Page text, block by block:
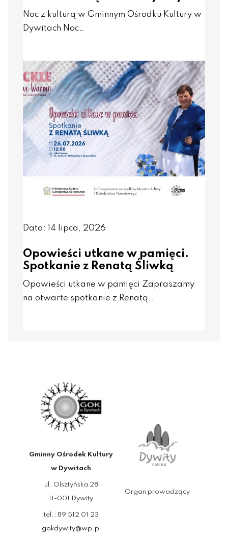
Noc z kulturą w Gminnym Ośrodku Kultury w
Dywitach Noc…
Data: 14 lipca, 2026
Opowieści utkane w pamięci.
Spotkanie z Renatą Śliwką
Opowieści utkane w pamięci Zapraszamy
na otwarte spotkanie z Renatą…
Gminny Ośrodek Kultury
w Dywitach
ul. Olsztyńska 28
11-001 Dywity
tel.: 89 512 01 23
gokdywity@wp.pl
Organ prowadzący